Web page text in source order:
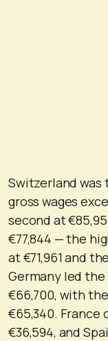
Switzerland was
gross wages
second at
€77,844 — the
at €71,961 and
Germany led the
€66,700, with
€65,340. France
€36,594, and